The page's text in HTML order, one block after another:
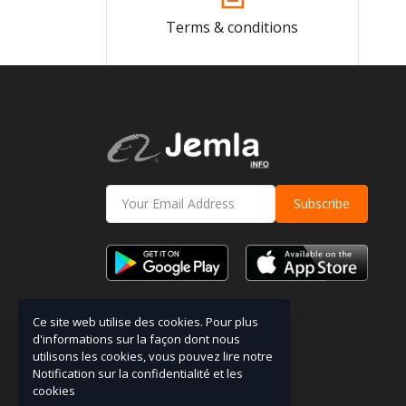
Terms & conditions
Subscribe
Ce site web utilise des cookies. Pour plus
d'informations sur la façon dont nous
utilisons les cookies, vous pouvez lire notre
Notification sur la confidentialité et les
cookies